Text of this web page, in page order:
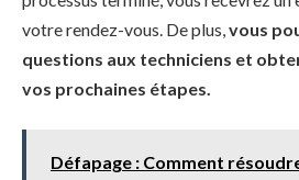
votre rendez-vous. De plus,vous
questions aux techniciens et
vos prochaines étapes.
Défapage : Comment